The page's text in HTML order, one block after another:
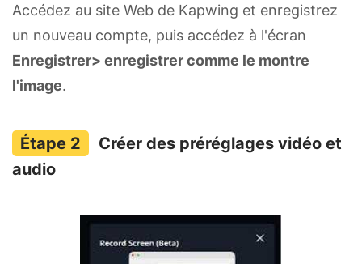
Accédez au site Web de Kapwing et enregistrez
un nouveau compte, puis accédez à l'écran
Enregistrer> enregistrer comme le montre
l'image.
Créer des préréglages vidéo et
audio